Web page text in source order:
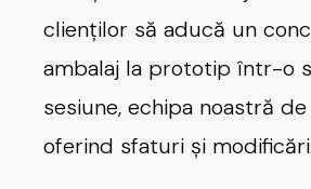
clienților să aducă un
ambalaj la prototip într-o
sesiune, echipa noastră
oferind sfaturi și modificări.